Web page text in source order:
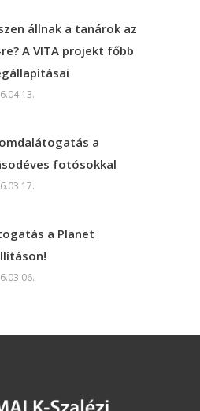
állnak a tanárok az
A VITA projekt főbb
a
fotósokkal
a Planet